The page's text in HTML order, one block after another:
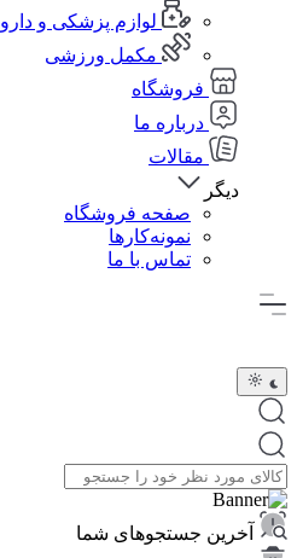
لوازم پزشکی و دارو
مکمل ورزشی
فروشگاه
درباره ما
مقالات
دیگر
صفحه فروشگاه
نمونه‌کارها
تماس با ما
آخرین جستجوهای شما